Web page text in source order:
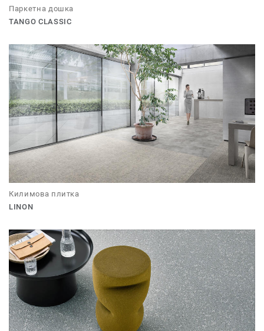
Паркетна дошка
TANGO CLASSIC
Килимова плитка
LINON